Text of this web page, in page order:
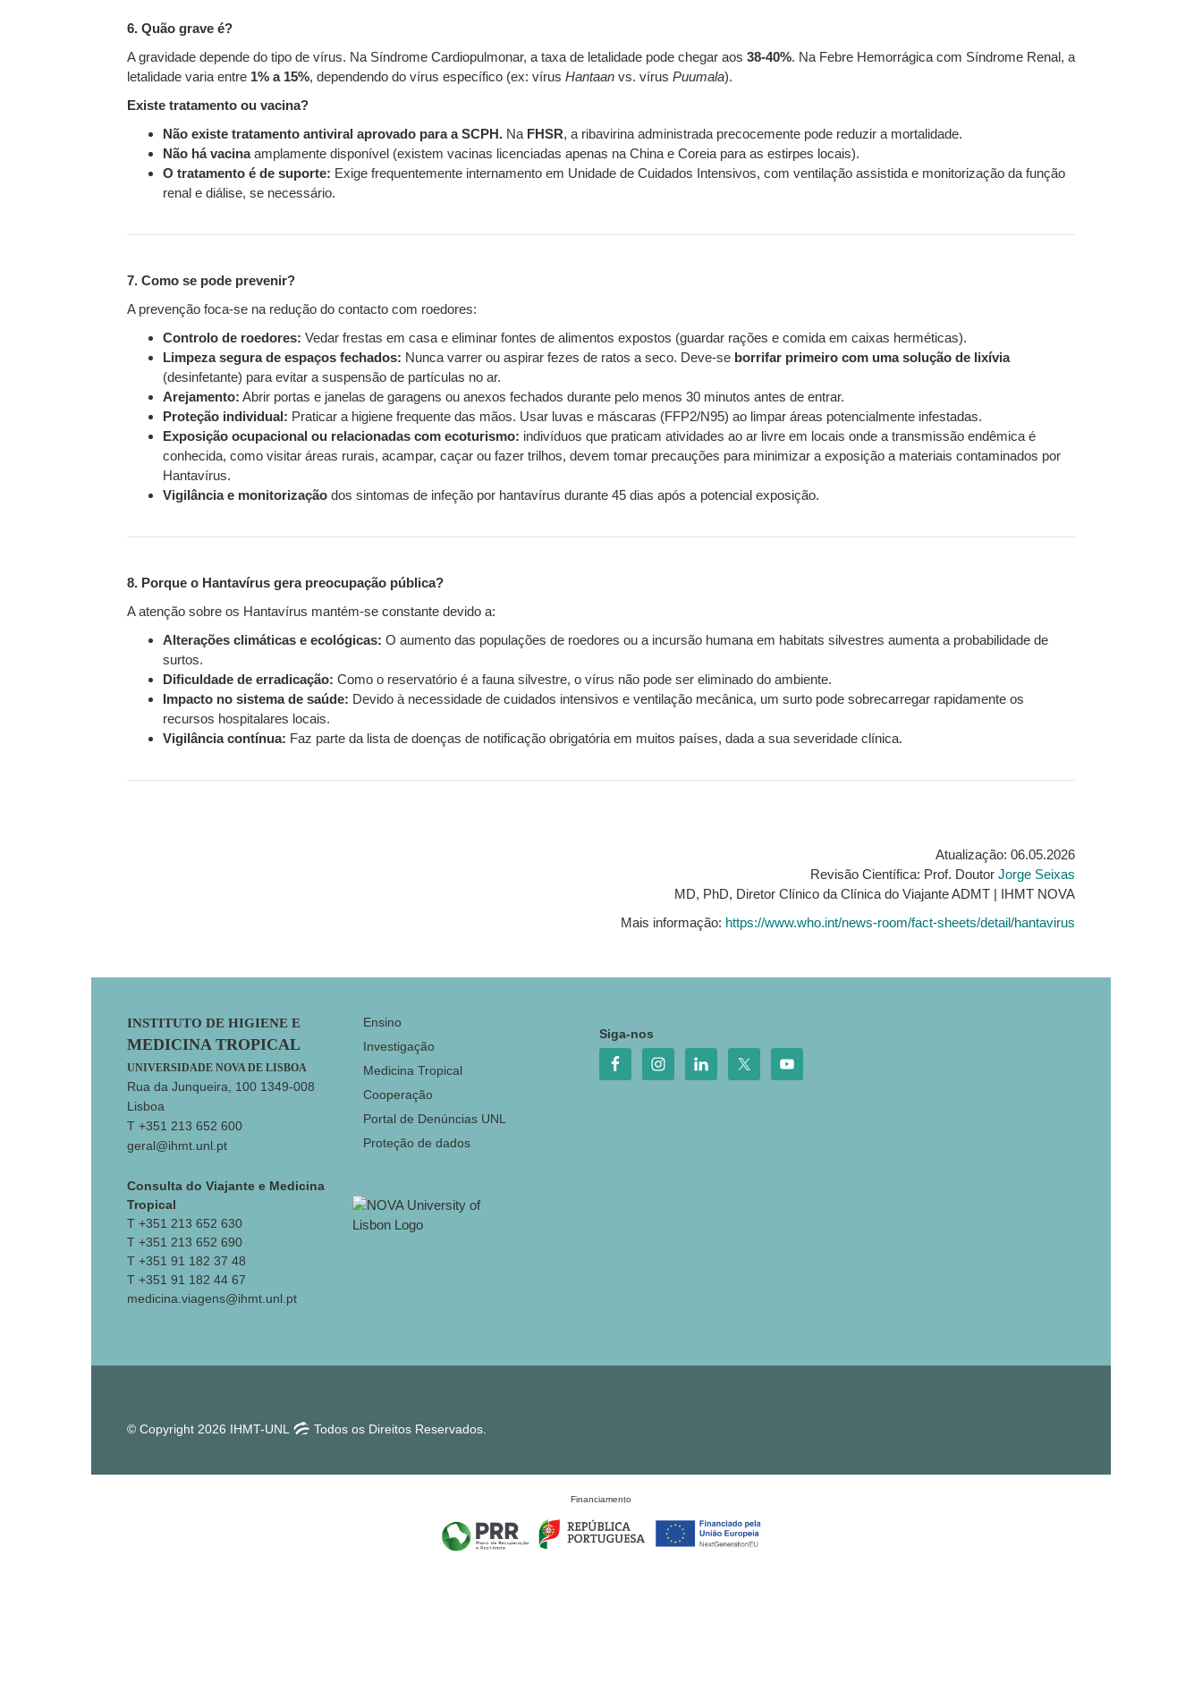
6. Quão grave é?
A gravidade depende do tipo de vírus. Na Síndrome Cardiopulmonar, a taxa de letalidade pode chegar aos 38-40%. Na Febre Hemorrágica com Síndrome Renal, a
letalidade varia entre 1% a 15%, dependendo do vírus específico (ex: vírus Hantaan vs. vírus Puumala).
Existe tratamento ou vacina?
Não existe tratamento antiviral aprovado para a SCPH. Na FHSR, a ribavirina administrada precocemente pode reduzir a mortalidade.
Não há vacinaamplamente disponível (existem vacinas licenciadas apenas na China e Coreia para as estirpes locais).
O tratamento é de suporte: Exige frequentemente internamento em Unidade de Cuidados Intensivos, com ventilação assistida e monitorização da função
renal e diálise, se necessário.
7. Como se pode prevenir?
A prevenção foca-se na redução do contacto com roedores:
Controlo de roedores: Vedar frestas em casa e eliminar fontes de alimentos expostos (guardar rações e comida em caixas herméticas).
Limpeza segura de espaços fechados: Nunca varrer ou aspirar fezes de ratos a seco. Deve-se borrifar primeiro com uma solução de lixívia
(desinfetante) para evitar a suspensão de partículas no ar.
Arejamento: Abrir portas e janelas de garagens ou anexos fechados durante pelo menos 30 minutos antes de entrar.
Proteção individual: Praticar a higiene frequente das mãos. Usar luvas e máscaras (FFP2/N95) ao limpar áreas potencialmente infestadas.
Exposição ocupacional ou relacionadas com ecoturismo: indivíduos que praticam atividades ao ar livre em locais onde a transmissão endêmica é
conhecida, como visitar áreas rurais, acampar, caçar ou fazer trilhos, devem tomar precauções para minimizar a exposição a materiais contaminados por
Hantavírus.
Vigilância e monitorização dos sintomas de infeção por hantavírus durante 45 dias após a potencial exposição.
8. Porque o Hantavírus gera preocupação pública?
A atenção sobre os Hantavírus mantém-se constante devido a:
Alterações climáticas e ecológicas: O aumento das populações de roedores ou a incursão humana em habitats silvestres aumenta a probabilidade de
surtos.
Dificuldade de erradicação: Como o reservatório é a fauna silvestre, o vírus não pode ser eliminado do ambiente.
Impacto no sistema de saúde: Devido à necessidade de cuidados intensivos e ventilação mecânica, um surto pode sobrecarregar rapidamente os
recursos hospitalares locais.
Vigilância contínua: Faz parte da lista de doenças de notificação obrigatória em muitos países, dada a sua severidade clínica.
Atualização: 06.05.2026
Revisão Científica: Prof. Doutor Jorge Seixas
MD, PhD, Diretor Clínico da Clínica do Viajante ADMT | IHMT NOVA
Mais informação: https://www.who.int/news-room/fact-sheets/detail/hantavirus
Footer
INSTITUTO DE HIGIENE E
MEDICINA TROPICAL
UNIVERSIDADE NOVA DE LISBOA
Rua da Junqueira, 100 1349-008
Lisboa
T +351 213 652 600
geral@ihmt.unl.pt
Consulta do Viajante e Medicina
Tropical
T +351 213 652 630
T +351 213 652 690
T +351 91 182 37 48
T +351 91 182 44 67
medicina.viagens@ihmt.unl.pt
Ensino
Investigação
Medicina Tropical
Cooperação
Portal de Denúncias UNL
Proteção de dados
Siga-nos
© Copyright 2026 IHMT-UNL Todos os Direitos Reservados.
Financiamento